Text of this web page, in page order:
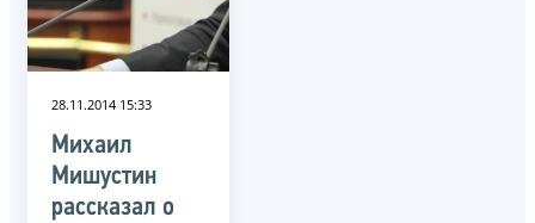
28.11.2014 15:33
Михаил
Мишустин
рассказал о